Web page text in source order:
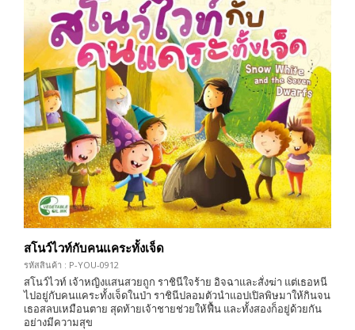
สโนว์ไวท์กับคนแคระทั้งเจ็ด
รหัสสินค้า : P-YOU-0912
สโนว์ไวท์ เจ้าหญิงแสนสวยถูก ราชินีใจร้าย อิจฉาและสั่งฆ่า แต่เธอหนี
ไปอยู่กับคนแคระทั้งเจ็ดในป่า ราชินีปลอมตัวนำแอปเปิลพิษมาให้กินจน
เธอสลบเหมือนตาย สุดท้ายเจ้าชายช่วยให้ฟื้น และทั้งสองก็อยู่ด้วยกัน
อย่างมีความสุข